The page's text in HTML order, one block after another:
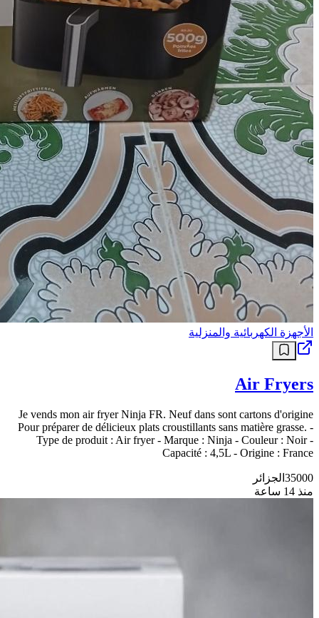
الأجهزة الكهربائية والمنزلية
Air Fryers
Je vends mon air fryer Ninja FR. Neuf dans sont cartons d'origine
Pour préparer de délicieux plats croustillants sans matière grasse. -
Type de produit : Air fryer - Marque : Ninja - Couleur : Noir -
Capacité : 4,5L - Origine : France
35000 الجزائر
منذ 14 ساعة